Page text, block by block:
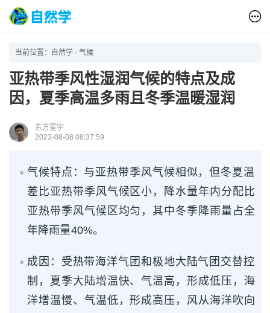
当前位置： 自然学 - 气候
亚热带季风性湿润气候的特点及成
因，夏季高温多雨且冬季温暖湿润
东方星宇
2023-08-08 08:37:59
气候特点：与亚热带季风气候相似，但冬夏温
差比亚热带季风气候区小，降水量年内分配比
亚热带季风气候区均匀，其中冬季降雨量占全
年降雨量40%。
成因：受热带海洋气团和极地大陆气团交替控
制，夏季大陆增温快、气温高，形成低压，海
洋增温慢、气温低，形成高压，风从海洋吹向